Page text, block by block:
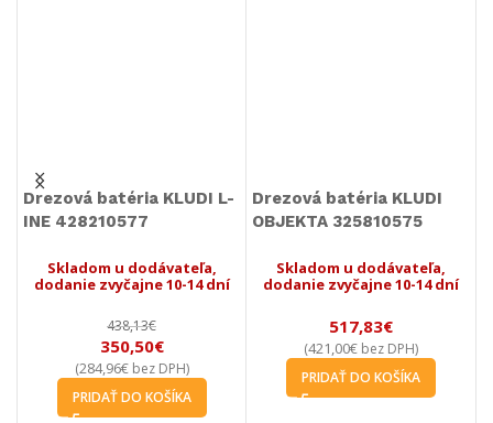
Drezová batéria KLUDI L-
INE 428210577
Skladom u dodávateľa,
dodanie zvyčajne 10-14 dní
438,13€
350,50€
(284,96€bez DPH)
PRIDAŤ DO KOŠÍKA
Drezová batéria KLUDI
OBJEKTA 325810575
Skladom u dodávateľa,
dodanie zvyčajne 10-14 dní
517,83€
(421,00€bez DPH)
PRIDAŤ DO KOŠÍKA